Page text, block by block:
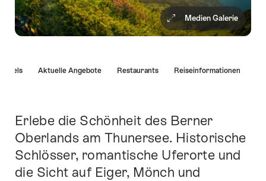
Medien Galerie
direkt
Ankerpunkten
auf
dieser
Hotels Aktuelle Angebote Restaurants Reiseinformationen
Einleitung
Erlebe die Schönheit des Berner
Oberlands am Thunersee. Historische
Schlösser, romantische Uferorte und
die Sicht auf Eiger, Mönch und